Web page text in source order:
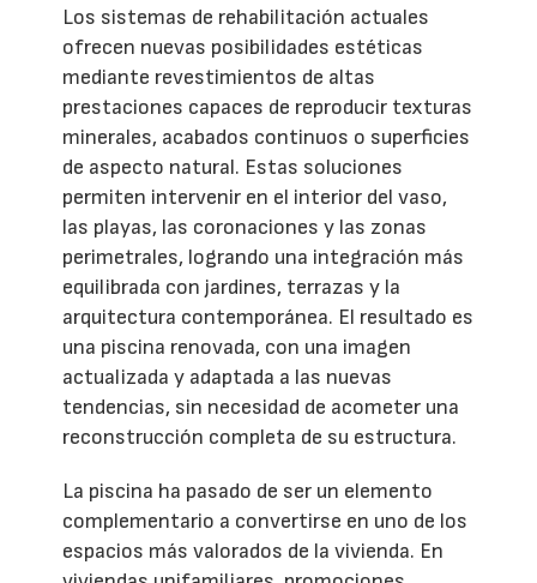
Los sistemas de rehabilitación actuales
ofrecen nuevas posibilidades estéticas
mediante revestimientos de altas
prestaciones capaces de reproducir texturas
minerales, acabados continuos o superficies
de aspecto natural. Estas soluciones
permiten intervenir en el interior del vaso,
las playas, las coronaciones y las zonas
perimetrales, logrando una integración más
equilibrada con jardines, terrazas y la
arquitectura contemporánea. El resultado es
una piscina renovada, con una imagen
actualizada y adaptada a las nuevas
tendencias, sin necesidad de acometer una
reconstrucción completa de su estructura.
La piscina ha pasado de ser un elemento
complementario a convertirse en uno de los
espacios más valorados de la vivienda. En